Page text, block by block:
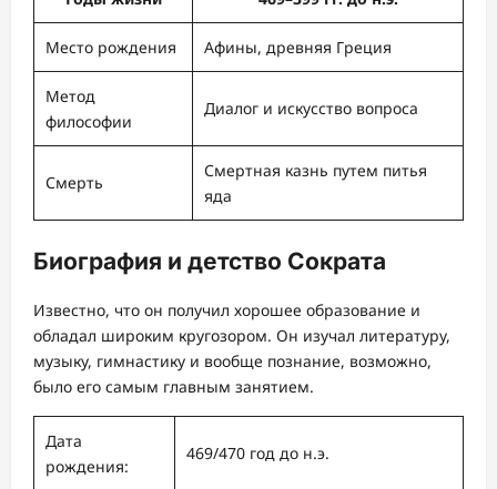
Место рождения Афины, древняя Греция
Метод
философии
Диалог и искусство вопроса
Смерть
Смертная казнь путем питья
яда
Биография и детство Сократа
Известно, что он получил хорошее образование и
обладал широким кругозором. Он изучал литературу,
музыку, гимнастику и вообще познание, возможно,
было его самым главным занятием.
Дата
рождения:
469/470 год до н.э.